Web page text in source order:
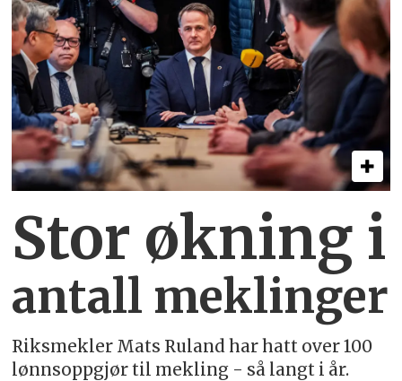
Stor økning i
antall meklinger
Riksmekler Mats Ruland har hatt over 100
lønnsoppgjør til mekling - så langt i år.